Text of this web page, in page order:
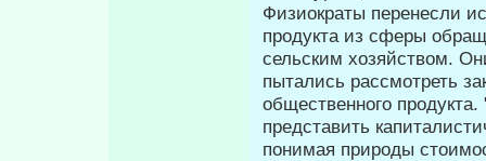
Физиократы перенесли
продукта из сферы
сельским хозяйством.
пытались рассмотреть
общественного
представить
понимая природы